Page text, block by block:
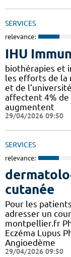
SERVICES
relevance:
IHU
biothérapies et
les efforts de la
et de
affectent 4% de
augmentent
29/04/2026 09:50
SERVICES
relevance:
cutanée
Pour les
adresser un
montpellier.fr
Eczéma Lupus
Angioedème
29/04/2026 09:50